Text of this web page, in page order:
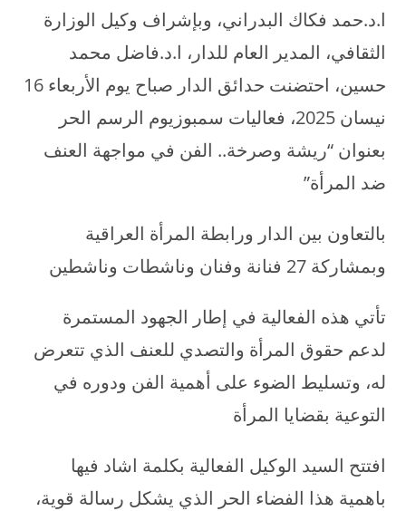
ا.د.حمد فكاك البدراني، وبإشراف وكيل الوزارة
الثقافي، المدير العام للدار، ا.د.فاضل محمد
حسين، احتضنت حدائق الدار صباح يوم الأربعاء 16
نيسان 2025، فعاليات سمبوزيوم الرسم الحر
بعنوان “ريشة وصرخة.. الفن في مواجهة العنف
ضد المرأة”
بالتعاون بين الدار ورابطة المرأة العراقية
وبمشاركة 27 فنانة وفنان وناشطات وناشطين
تأتي هذه الفعالية في إطار الجهود المستمرة
لدعم حقوق المرأة والتصدي للعنف الذي تتعرض
له، وتسليط الضوء على أهمية الفن ودوره في
التوعية بقضايا المرأة
افتتح السيد الوكيل الفعالية بكلمة اشاد فيها
باهمية هذا الفضاء الحر الذي يشكل رسالة قوية،